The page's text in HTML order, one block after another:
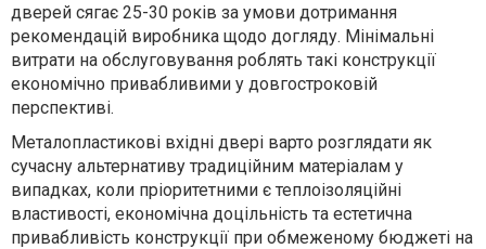
дверей сягає 25-30 років за умови дотримання
рекомендацій виробника щодо догляду. Мінімальні
витрати на обслуговування роблять такі конструкції
економічно привабливими у довгостроковій
перспективі.
Металопластикові вхідні двері варто розглядати як
сучасну альтернативу традиційним матеріалам у
випадках, коли пріоритетними є теплоізоляційні
властивості, економічна доцільність та естетична
привабливість конструкції при обмеженому бюджеті на